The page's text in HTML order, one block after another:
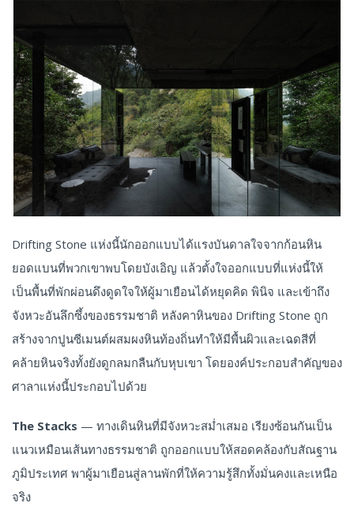
Drifting Stone แห่งนี้นักออกแบบได้แรงบันดาลใจจากก้อนหิน
ยอดแบนที่พวกเขาพบโดยบังเอิญ แล้วตั้งใจออกแบบที่แห่งนี้ให้
เป็นพื้นที่พักผ่อนดึงดูดใจให้ผู้มาเยือนได้หยุดคิด พินิจ และเข้าถึง
จังหวะอันลึกซึ้งของธรรมชาติ หลังคาหินของ Drifting Stone ถูก
สร้างจากปูนซีเมนต์ผสมผงหินท้องถิ่นทำให้มีพื้นผิวและเฉดสีที่
คล้ายหินจริงทั้งยังดูกลมกลืนกับหุบเขา โดยองค์ประกอบสำคัญของ
ศาลาแห่งนี้ประกอบไปด้วย
The Stacks — ทางเดินหินที่มีจังหวะสม่ำเสมอ เรียงซ้อนกันเป็น
แนวเหมือนเส้นทางธรรมชาติ ถูกออกแบบให้สอดคล้องกับสัณฐาน
ภูมิประเทศ พาผู้มาเยือนสู่ลานพักที่ให้ความรู้สึกทั้งมั่นคงและเหนือ
จริง